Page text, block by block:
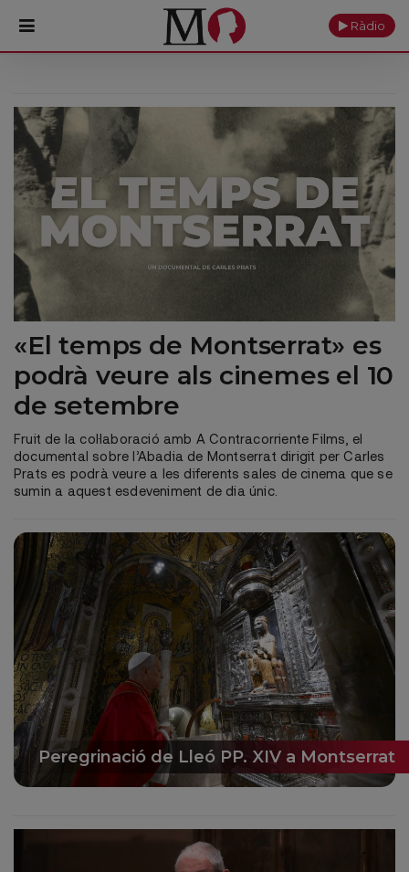
Monestir
Cultura
Actualitat
Ofrenes
Reserves
Ràdio
«El temps de Montserrat» es
podrà veure als cinemes el 10
de setembre
Fruit de la col·laboració amb A Contracorriente Films, el
documental sobre l’Abadia de Montserrat dirigit per Carles
Prats es podrà veure a les diferents sales de cinema que se
sumin a aquest esdeveniment de dia únic.
Peregrinació de Lleó PP. XIV a Montserrat